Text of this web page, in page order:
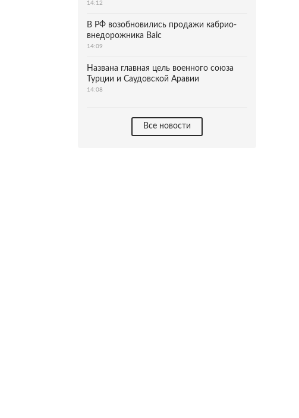
14:12
В РФ возобновились продажи кабрио-
внедорожника Baic
14:09
Названа главная цель военного союза
Турции и Саудовской Аравии
14:08
Все новости